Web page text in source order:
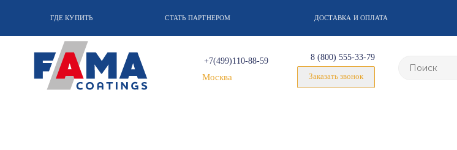
ГДЕ КУПИТЬ СТАТЬ ПАРТНЕРОМ ДОСТАВКА И ОПЛАТА
+7(499)110-88-59
Москва
8 (800) 555-33-79
Заказать звонок